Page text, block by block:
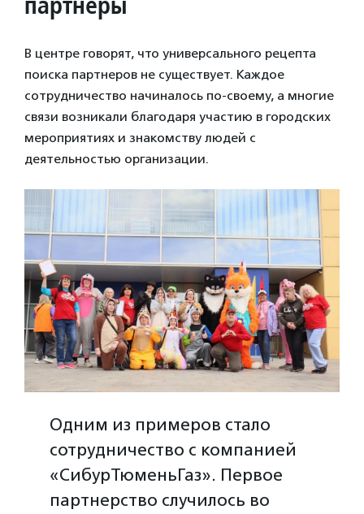
В центре говорят, что универсального рецепта
поиска партнеров не существует. Каждое
сотрудничество начиналось по-своему, а многие
связи возникали благодаря участию в городских
мероприятиях и знакомству людей с
деятельностью организации.
Одним из примеров стало
сотрудничество с компанией
«СибурТюменьГаз». Первое
партнерство случилось во